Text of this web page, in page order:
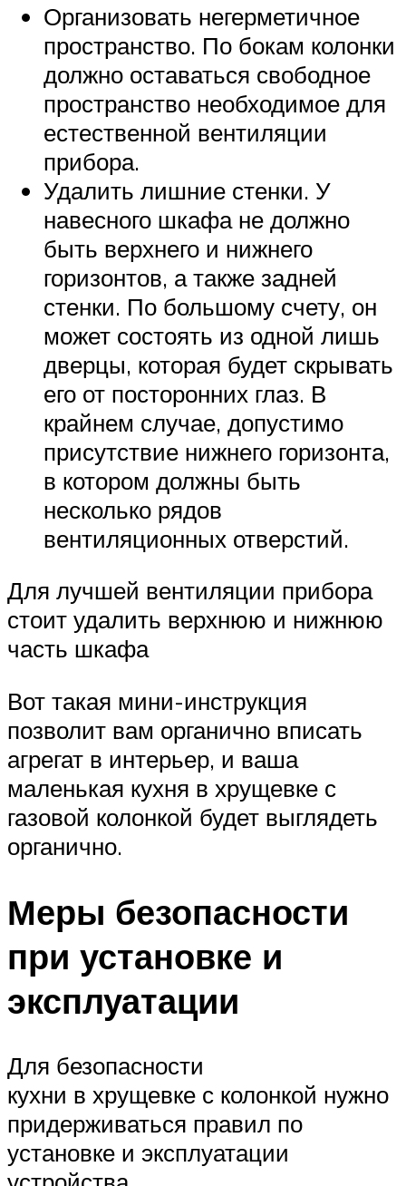
Организовать негерметичное
пространство. По бокам колонки
должно оставаться свободное
пространство необходимое для
естественной вентиляции
прибора.
Удалить лишние стенки. У
навесного шкафа не должно
быть верхнего и нижнего
горизонтов, а также задней
стенки. По большому счету, он
может состоять из одной лишь
дверцы, которая будет скрывать
его от посторонних глаз. В
крайнем случае, допустимо
присутствие нижнего горизонта,
в котором должны быть
несколько рядов
вентиляционных отверстий.
Для лучшей вентиляции прибора
стоит удалить верхнюю и нижнюю
часть шкафа
Вот такая мини-инструкция
позволит вам органично вписать
агрегат в интерьер, и ваша
маленькая кухня в хрущевке с
газовой колонкой будет выглядеть
органично.
Меры безопасности
при установке и
эксплуатации
Для безопасности
кухни в хрущевке с колонкой нужно
придерживаться правил по
установке и эксплуатации